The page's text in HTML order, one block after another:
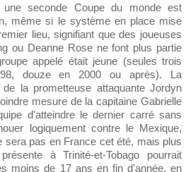
seconde Coupe du monde est
même si le système en place mise
lieu, signifiant que des joueuses
ou Deanne Rose ne font plus partie
appelé était jeune (seules trois
douze en 2000 ou après). La
la prometteuse attaquante Jordyn
mesure de la capitaine Gabrielle
d'atteindre le dernier carré sans
logiquement contre le Mexique,
sera pas en France cet été, mais plus
à Trinité-et-Tobago pourrait
moins de 17 ans en fin d'année, en